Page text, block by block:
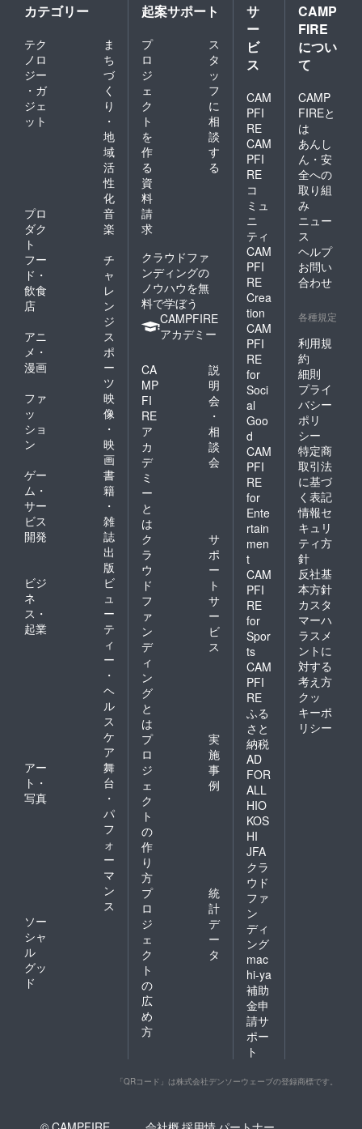
カテゴリー
テク
ノロ
ジー
・ガ
ジェ
ット
ま
ち
づ
く
り
・
地
域
活
性
化
プロ
ダク
ト
音
楽
フー
ド・
飲食
店
チ
ャ
レ
ン
ジ
アニ
メ・
漫画
ス
ポ
ー
ツ
ファ
ッ
ショ
ン
映
像
・
映
画
ゲー
ム・
サー
ビス
開発
書
籍
・
雑
誌
出
版
ビジ
ネ
ス・
起業
ビ
ュ
ー
テ
ィ
ー
・
ヘ
ル
ス
ケ
ア
アー
ト・
写真
舞
台
・
パ
フ
ォ
ー
マ
ン
ス
ソー
シャ
ル
グッ
ド
起案サポート
プ
ロ
ジ
ェ
ク
ト
を
作
る
ス
タ
ッ
フ
に
相
談
す
る
資
料
請
求
クラウドファ
ンディングの
ノウハウを無
料で学ぼう
CAMPFIRE
アカデミー
CA
MP
FI
RE
ア
カ
デ
ミ
ー
と
は
説
明
会
・
相
談
会
ク
ラ
ウ
ド
フ
ァ
ン
デ
ィ
ン
グ
と
は
サ
ポ
ー
ト
サ
ー
ビ
ス
プ
ロ
ジ
ェ
ク
ト
の
作
り
方
実
施
事
例
プ
ロ
ジ
ェ
ク
ト
の
広
め
方
統
計
デ
ー
タ
サ
ー
ビ
ス
CAM
PFI
RE
CAM
PFI
RE
コ
ミュ
ニ
ティ
CAM
PFI
RE
Crea
tion
CAM
PFI
RE
for
Soci
al
Goo
d
CAM
PFI
RE
for
Ente
rtain
men
t
CAM
PFI
RE
for
Spor
ts
CAM
PFI
RE
ふる
さと
納税
AD
FOR
ALL
HIO
KOS
HI
JFA
クラ
ウド
ファ
ン
ディ
ング
mac
hi-ya
補助
金申
請サ
ポー
ト
CAMP
FIRE
につい
て
CAMP
FIREと
は
あんし
ん・安
全への
取り組
み
ニュー
ス
ヘルプ
お問い
合わせ
各種規定
利用規
約
細則
プライ
バシー
ポリ
シー
特定商
取引法
に基づ
く表記
情報セ
キュリ
ティ方
針
反社基
本方針
カスタ
マーハ
ラスメ
ントに
対する
考え方
クッ
キーポ
リシー
「QRコード」は株式会社デンソーウェーブの登録商標です。